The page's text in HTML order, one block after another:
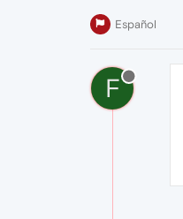
Español
F